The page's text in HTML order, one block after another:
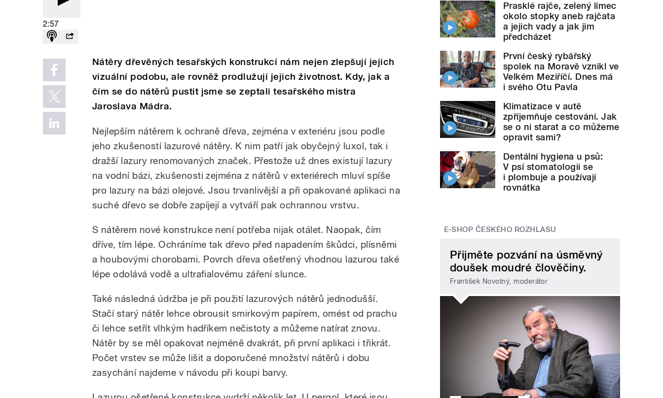
2:57
Nátěry dřevěných tesařských konstrukcí nám nejen zlepšují jejich
vizuální podobu, ale rovněž prodlužují jejich životnost. Kdy, jak a
čím se do nátěrů pustit jsme se zeptali tesařského mistra
Jaroslava Mádra.
Nejlepším nátěrem k ochraně dřeva, zejména v exteriéru jsou podle
jeho zkušeností lazurové nátěry. K nim patří jak obyčejný luxol, tak i
dražší lazury renomovaných značek. Přestože už dnes existují lazury
na vodní bázi, zkušenosti zejména z nátěrů v exteriérech mluví spíše
pro lazury na bázi olejové. Jsou trvanlivější a při opakované aplikaci na
suché dřevo se dobře zapíjejí a vytváří pak ochrannou vrstvu.
S nátěrem nové konstrukce není potřeba nijak otálet. Naopak, čím
dříve, tím lépe. Ochráníme tak dřevo před napadením škůdci, plísněmi
a houbovými chorobami. Povrch dřeva ošetřený vhodnou lazurou také
lépe odolává vodě a ultrafialovému záření slunce.
Také následná údržba je při použití lazurových nátěrů jednodušší.
Stačí starý nátěr lehce obrousit smirkovým papírem, omést od prachu
či lehce setřít vlhkým hadříkem nečistoty a můžeme natírat znovu.
Nátěr by se měl opakovat nejméně dvakrát, při první aplikaci i třikrát.
Počet vrstev se může lišit a doporučené množství nátěrů i dobu
zasychání najdeme v návodu při koupi barvy.
Prasklé rajče, zelený límec
okolo stopky aneb rajčata
a jejich vady a jak jim
předcházet
První český rybářský
spolek na Moravě vznikl ve
Velkém Meziříčí. Dnes má
i svého Otu Pavla
Klimatizace v autě
zpříjemňuje cestování. Jak
se o ni starat a co můžeme
opravit sami?
Dentální hygiena u psů:
V psí stomatologii se
i plombuje a používají
rovnátka
E-SHOP ČESKÉHO ROZHLASU
Přijměte pozvání na úsměvný
doušek moudré člověčiny.
František Novotný, moderátor